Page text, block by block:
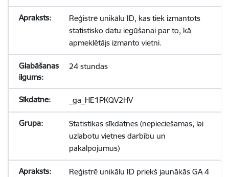
Reģistrē unikālu ID, kas tiek izmantots
statistisko datu iegūšanai par to, kā
apmeklētājs izmanto vietni.
24 stundas
_ga_HE1PKQV2HV
Statistikas sīkdatnes (nepieciešamas, lai
uzlabotu vietnes darbību un
pakalpojumus)
Reģistrē unikālu ID priekš jaunākās GA 4